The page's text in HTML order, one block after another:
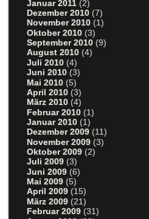
Januar 2011 (2)
Dezember 2010 (7)
November 2010 (1)
Oktober 2010 (3)
September 2010 (9)
August 2010 (4)
Juli 2010 (4)
Juni 2010 (3)
Mai 2010 (5)
April 2010 (3)
März 2010 (4)
Februar 2010 (1)
Januar 2010 (1)
Dezember 2009 (11)
November 2009 (3)
Oktober 2009 (2)
Juli 2009 (3)
Juni 2009 (6)
Mai 2009 (5)
April 2009 (15)
März 2009 (21)
Februar 2009 (31)